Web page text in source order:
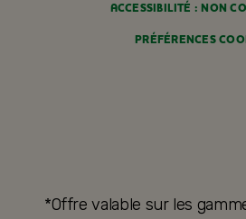
ACCESSIBILITÉ : NON
PRÉFÉRENCES
*Offre valable sur les